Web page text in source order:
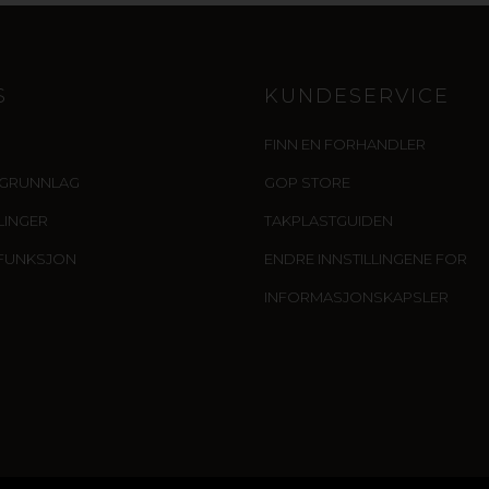
KUNDESERVICE
FINN EN FORHANDLER
GOP STORE
TAKPLASTGUIDEN
ENDRE INNSTILLINGENE FOR
INFORMASJONSKAPSLER